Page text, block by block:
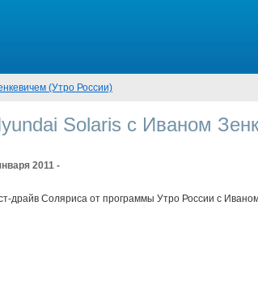
(Утро России)
Solaris с Иваном
2011 -
драйв Соляриса от программы Утро России с